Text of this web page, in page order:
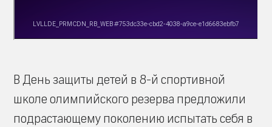
В День защиты детей в 8-й спортивной
школе олимпийского резерва предложили
подрастающему поколению испытать себя в